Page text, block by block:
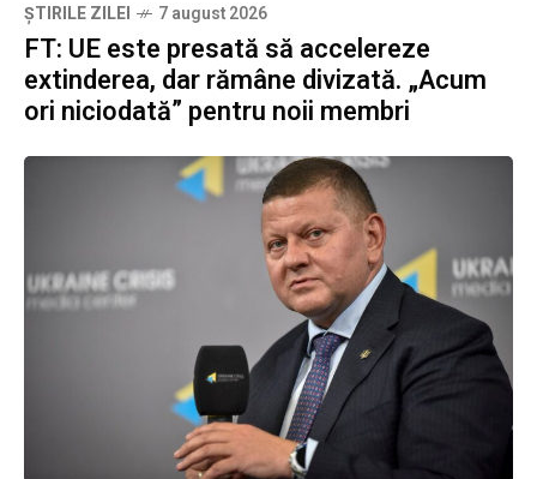
ȘTIRILE ZILEI 7 august 2026
FT: UE este presată să accelereze
extinderea, dar rămâne divizată. „Acum
ori niciodată” pentru noii membri